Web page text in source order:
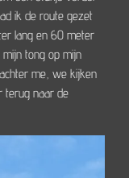
ik de route gezet
lang en 60 meter
tong op mijn
me, we kijken
terug naar de